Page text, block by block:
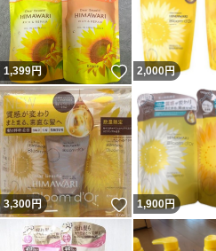
1,399円 いいね！
2,000円
3,300円 いいね！
1,900円